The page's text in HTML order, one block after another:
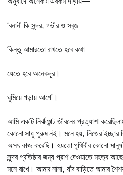
‘বনানী কি সুন্দর, গভীর ও সবুজ
কিন্তু আমারতো রাখতে হবে কথা
যেতে হবে অনেকদূর।
ঘুমিয়ে পড়ায় আগে’।
আমি একটি নির্ঝঞ্ঝাট জীবনের প্রত্যাশা
কোনো সাধু পুরুষ নই। মনে হয়, নিজের ইচ্ছার
অসৎ কাজ করেছি। হয়তো পৃথিবীর কোনো
সুন্দর প্রতিষ্ঠার জন্য প্রাণ দেওয়াতে মহত্ব
মনে রাখে। আমার নানা, যাঁর বাড়িতে আমার